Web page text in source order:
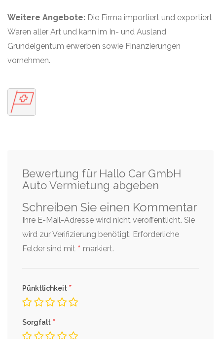
Weitere Angebote: Die Firma importiert und exportiert
Waren aller Art und kann im In- und Ausland
Grundeigentum erwerben sowie Finanzierungen
vornehmen.
Bewertung für Hallo Car GmbH
Auto Vermietung abgeben
Schreiben Sie einen Kommentar
Ihre E-Mail-Adresse wird nicht veröffentlicht. Sie
wird zur Verifizierung benötigt. Erforderliche
Felder sind mit * markiert.
Pünktlichkeit *
Sorgfalt *